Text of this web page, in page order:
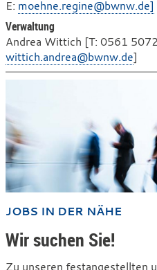
E: moehne.regine@bwnw.de]
Verwaltung
Andrea Wittich [T: 0561
wittich.andrea@bwnw.de]
JOBS IN DER NÄHE
Wir suchen Sie!
Zu unseren festangestellten